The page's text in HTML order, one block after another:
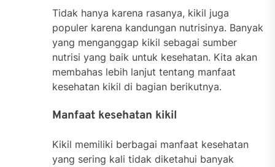
Tidak hanya karena rasanya, kikil juga
populer karena kandungan nutrisinya. Banyak
yang menganggap kikil sebagai sumber
nutrisi yang baik untuk kesehatan. Kita akan
membahas lebih lanjut tentang manfaat
kesehatan kikil di bagian berikutnya.
Manfaat kesehatan kikil
Kikil memiliki berbagai manfaat kesehatan
yang sering kali tidak diketahui banyak